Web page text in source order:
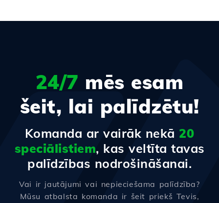
24/7 mēs esam
šeit, lai palīdzētu!
Komanda ar vairāk nekā 20
speciālistiem, kas veltīta tavas
palīdzības nodrošināšanai.
Vai ir jautājumi vai nepieciešama palīdzība?
Mūsu atbalsta komanda ir šeit priekš Tevis,